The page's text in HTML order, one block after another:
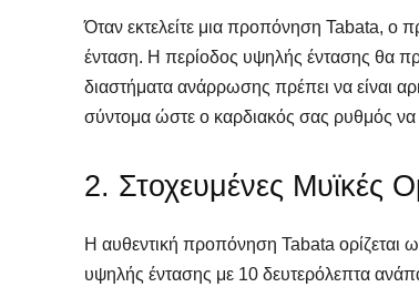
Όταν εκτελείτε μια προπόνηση Tabata, ο
ένταση. Η περίοδος υψηλής έντασης θα
διαστήματα ανάρρωσης πρέπει να είναι
σύντομα ώστε ο καρδιακός σας ρυθμός να
2. Στοχευμένες Μυϊκές
Η αυθεντική προπόνηση Tabata ορίζεται
υψηλής έντασης με 10 δευτερόλεπτα